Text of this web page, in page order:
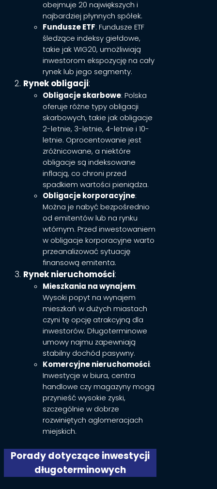
obejmuje 20 największych i
najbardziej płynnych spółek.
Fundusze ETF: Fundusze ETF
śledzące indeksy giełdowe,
takie jak WIG20, umożliwiają
inwestorom ekspozycję na cały
rynek lub jego segmenty.
Rynek obligacji:
Obligacje skarbowe: Polska
oferuje różne typy obligacji
skarbowych, takie jak obligacje
2-letnie, 3-letnie, 4-letnie i 10-
letnie. Oprocentowanie jest
zróżnicowane, a niektóre
obligacje są indeksowane
inflacją, co chroni przed
spadkiem wartości pieniądza.
Obligacje korporacyjne:
Można je nabyć bezpośrednio
od emitentów lub na rynku
wtórnym. Przed inwestowaniem
w obligacje korporacyjne warto
przeanalizować sytuację
finansową emitenta.
Rynek nieruchomości:
Mieszkania na wynajem:
Wysoki popyt na wynajem
mieszkań w dużych miastach
czyni tę opcję atrakcyjną dla
inwestorów. Długoterminowe
umowy najmu zapewniają
stabilny dochód pasywny.
Komercyjne nieruchomości:
Inwestycje w biura, centra
handlowe czy magazyny mogą
przynieść wysokie zyski,
szczególnie w dobrze
rozwiniętych aglomeracjach
miejskich.
Porady dotyczące inwestycji
długoterminowych